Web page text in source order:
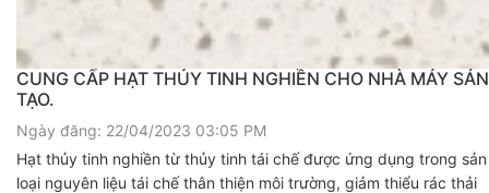
CUNG CẤP HẠT THỦY TINH NGHIỀN CHO NHÀ MÁY
TẠO.
Ngày đăng: 22/04/2023 03:05 PM
Hạt thủy tinh nghiền từ thủy tinh tái chế được ứng dụng trong
loại nguyên liệu tái chế thân thiện môi trường, giảm thiểu rác thải